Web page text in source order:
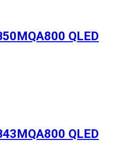
QLED
QLED